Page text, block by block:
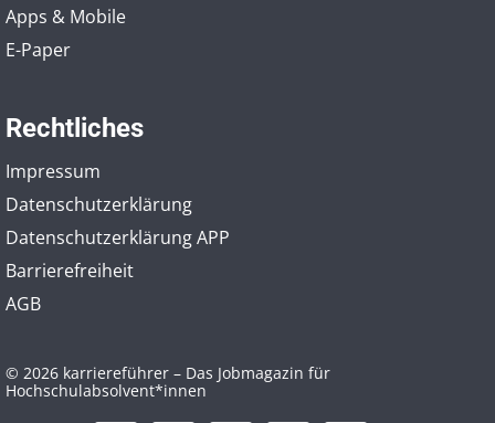
Apps & Mobile
E-Paper
Rechtliches
Impressum
Datenschutzerklärung
Datenschutzerklärung APP
Barrierefreiheit
AGB
© 2026 karriereführer – Das Jobmagazin für
Hochschulabsolvent*innen